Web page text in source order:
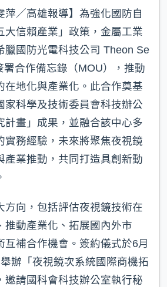
萍／高雄報導】為強化國防自
大信賴產業」政策，金屬工業
臘國防光電科技公司 Theon Se
署合作備忘錄（MOU），推動
在地化與產業化。此合作奠基
家科學及技術委員會科技辦公
計畫」成果，並融合該中心多
實務經驗，未來將聚焦夜視鏡
產業推動，共同打造具創新動
方向，包括評估夜視鏡技術在
推動產業化、拓展國內外市
互補合作機會。簽約儀式於6月
辦「夜視鏡次系統國際商機拓
邀請國科會科技辦公室執行秘